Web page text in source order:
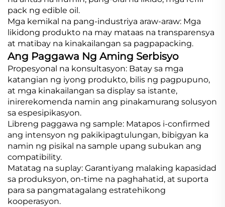
pack ng edible oil.
Mga kemikal na pang-industriya araw-araw: Mga
likidong produkto na may mataas na transparensya
at matibay na kinakailangan sa pagpapacking.
Ang Paggawa Ng Aming Serbisyo
Propesyonal na konsultasyon: Batay sa mga
katangian ng iyong produkto, bilis ng pagpupuno,
at mga kinakailangan sa display sa istante,
inirerekomenda namin ang pinakamurang solusyon
sa espesipikasyon.
Libreng paggawa ng sample: Matapos i-confirmed
ang intensyon ng pakikipagtulungan, bibigyan ka
namin ng pisikal na sample upang subukan ang
compatibility.
Matatag na suplay: Garantiyang malaking kapasidad
sa produksyon, on-time na paghahatid, at suporta
para sa pangmatagalang estratehikong
kooperasyon.